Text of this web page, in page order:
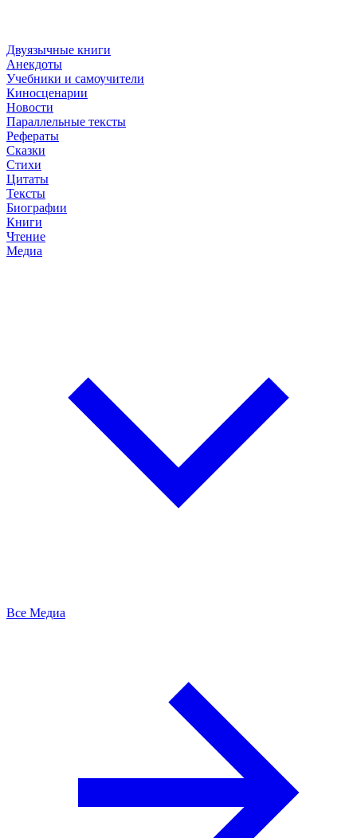
Двуязычные книги
Анекдоты
Учебники и самоучители
Киносценарии
Новости
Параллельные тексты
Рефераты
Сказки
Стихи
Цитаты
Тексты
Биографии
Книги
Чтение
Медиа
Все Медиа